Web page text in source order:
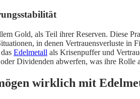
Gold, als Teil ihrer Reserven. Diese
in denen Vertrauensverluste in
Edelmetall als Krisenpuffer und
Dividenden abwerfen, was ihre
wirklich mit